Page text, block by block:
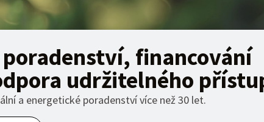
financování
udržitelného
a energetické poradenství více než 30 let.